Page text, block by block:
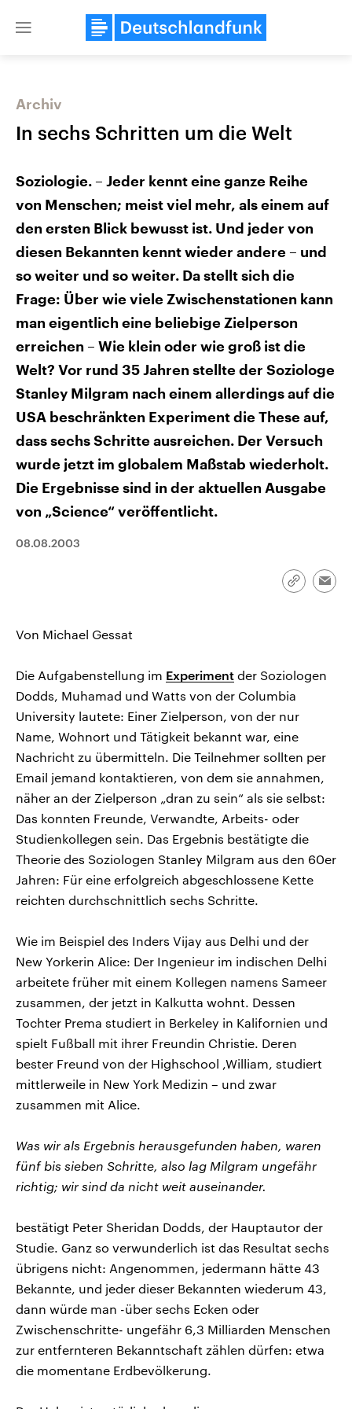
Close
Landtagswahl Sachsen-Anhalt
Alle Informationen
September 2026 einen neuen
Bundesland von einer Koalition aus
CDU, SPD und FDP regiert.-
Umfragen, Prognosen,
Wahlprogramme, aktuelle Berichte
und Hintergründe zu den Parteien
und Kandidaten der anstehenden
Wahl.
USA
Hintergründe
gehören die Vereinigten
mit großem Einfluss auf
aktuelle Weltgeschehen.
Sendungen Programm Podcasts
Audio-Archiv
Archiv
In sechs Schritten um die Welt
Soziologie. – Jeder kennt eine ganze Reihe
von Menschen; meist viel mehr, als einem auf
den ersten Blick bewusst ist. Und jeder von
diesen Bekannten kennt wieder andere – und
so weiter und so weiter. Da stellt sich die
Frage: Über wie viele Zwischenstationen kann
man eigentlich eine beliebige Zielperson
erreichen – Wie klein oder wie groß ist die
Welt? Vor rund 35 Jahren stellte der Soziologe
Stanley Milgram nach einem allerdings auf die
USA beschränkten Experiment die These auf,
dass sechs Schritte ausreichen. Der Versuch
wurde jetzt im globalem Maßstab wiederholt.
Die Ergebnisse sind in der aktuellen Ausgabe
von „Science“ veröffentlicht.
08.08.2003
Link
Von Michael Gessat
Die Aufgabenstellung im Experiment der Soziologen
Dodds, Muhamad und Watts von der Columbia
University lautete: Einer Zielperson, von der nur
Name, Wohnort und Tätigkeit bekannt war, eine
Nachricht zu übermitteln. Die Teilnehmer sollten per
Email jemand kontaktieren, von dem sie annahmen,
näher an der Zielperson „dran zu sein“ als sie selbst:
Das konnten Freunde, Verwandte, Arbeits- oder
Studienkollegen sein. Das Ergebnis bestätigte die
Theorie des Soziologen Stanley Milgram aus den 60er
Jahren: Für eine erfolgreich abgeschlossene Kette
reichten durchschnittlich sechs Schritte.
Wie im Beispiel des Inders Vijay aus Delhi und der
New Yorkerin Alice: Der Ingenieur im indischen Delhi
arbeitete früher mit einem Kollegen namens Sameer
zusammen, der jetzt in Kalkutta wohnt. Dessen
Tochter Prema studiert in Berkeley in Kalifornien und
spielt Fußball mit ihrer Freundin Christie. Deren
bester Freund von der Highschool ,William, studiert
mittlerweile in New York Medizin – und zwar
zusammen mit Alice.
Was wir als Ergebnis herausgefunden haben, waren
fünf bis sieben Schritte, also lag Milgram ungefähr
richtig; wir sind da nicht weit auseinander.
bestätigt Peter Sheridan Dodds, der Hauptautor der
Studie. Ganz so verwunderlich ist das Resultat sechs
übrigens nicht: Angenommen, jedermann hätte 43
Bekannte, und jeder dieser Bekannten wiederum 43,
dann würde man -über sechs Ecken oder
Zwischenschritte- ungefähr 6,3 Milliarden Menschen
zur entfernteren Bekanntschaft zählen dürfen: etwa
die momentane Erdbevölkerung.